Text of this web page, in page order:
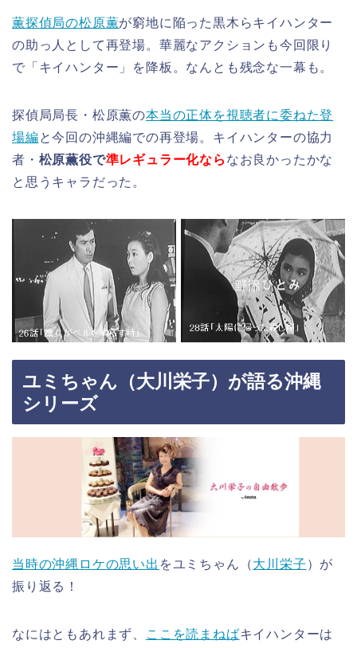
薫探偵局の松原薫が窮地に陥った黒木らキイハンター
の助っ人として再登場。華麗なアクションも今回限り
で「キイハンター」を降板。なんとも残念な一幕も。
探偵局局長・松原薫の本当の正体を視聴者に委ねた登
場編と今回の沖縄編での再登場。キイハンターの協力
者・ 松原薫役で準レギュラー化なら なお良かったかな
と思うキャラだった。
ユミちゃん（大川栄子）が語る沖縄
シリーズ
当時の沖縄ロケの思い出 をユミちゃん（大川栄子 ）が
振り返る！
なにはともあれまず、 ここを読まねばキイハンターは